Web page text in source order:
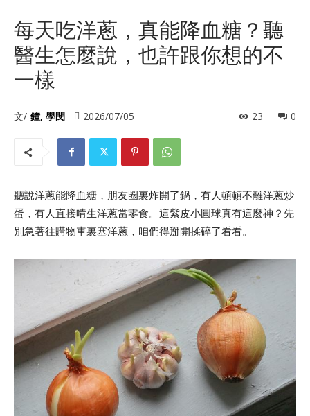
每天吃洋蔥，真能降血糖？聽
醫生怎麼說，也許跟你想的不
一樣
文/ 鐘, 學閔 2026/07/05 0
23
聽說洋蔥能降血糖，朋友圈裏炸開了鍋，有人頓頓不離洋蔥炒
蛋，有人直接啃生洋蔥當零食。這紫皮小圓球真有這麼神？先
別急著往購物車裏塞洋蔥，咱們得掰開揉碎了看看。